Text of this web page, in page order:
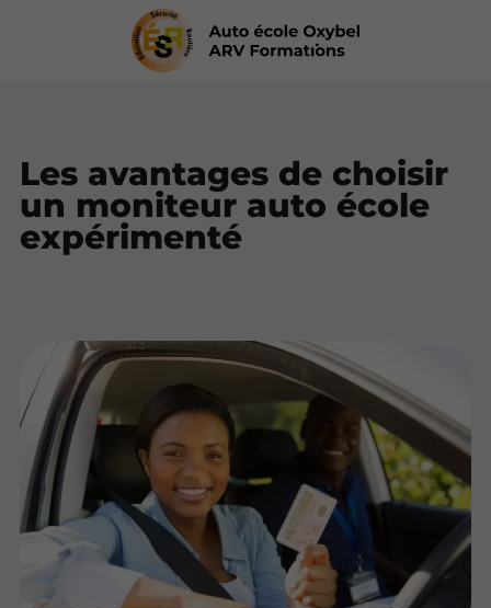
Les avantages de choisir
un moniteur auto école
expérimenté